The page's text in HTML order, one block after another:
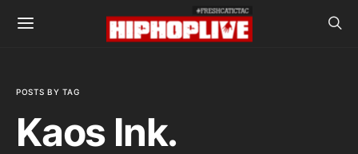
POSTS BY TAG
Kaos Ink.